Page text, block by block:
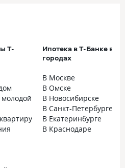
Т-
молодой
Ипотека в Т-Банке в
городах
В Москве
В Омске
В Новосибирске
В Санкт-Петербурге
В Екатеринбурге
В Краснодаре